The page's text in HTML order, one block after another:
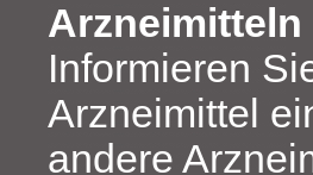
Arzneimitteln
Informieren
Arzneimittel
andere